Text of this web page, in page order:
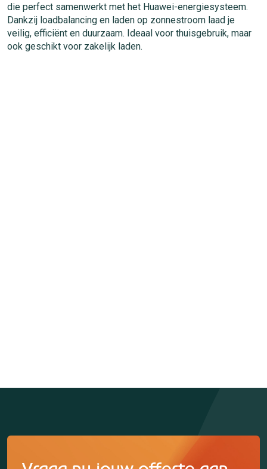
die perfect samenwerkt met het Huawei-energiesysteem.
Dankzij loadbalancing en laden op zonnestroom laad je
veilig, efficiënt en duurzaam. Ideaal voor thuisgebruik, maar
ook geschikt voor zakelijk laden.